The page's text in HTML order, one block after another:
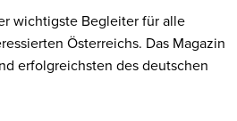
wichtigste Begleiter für alle
Österreichs. Das Magazin
erfolgreichsten des deutschen